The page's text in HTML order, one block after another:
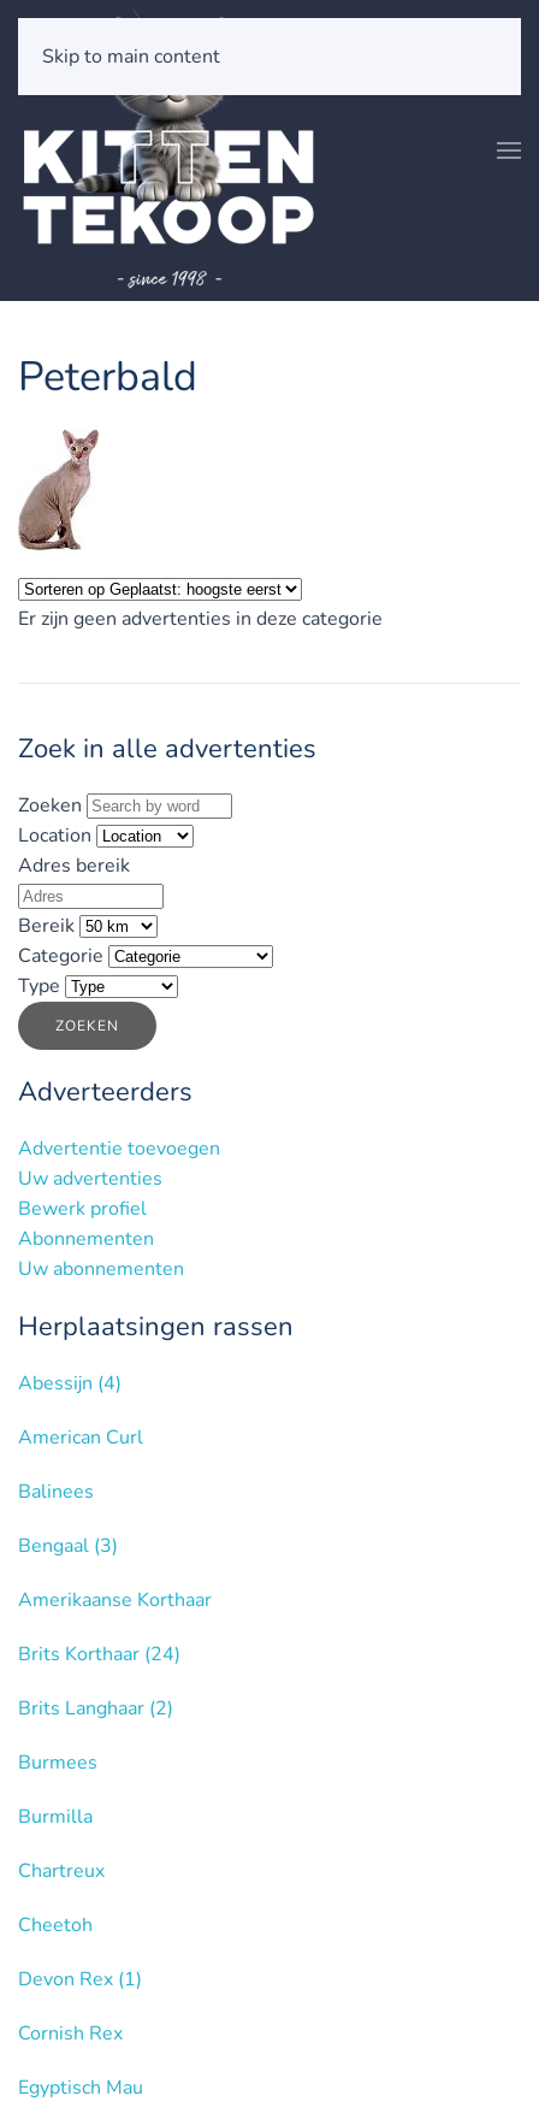
Skip to main content
Peterbald
Er zijn geen advertenties in deze categorie
Zoek in alle advertenties
Zoeken
Location
Adres bereik
Bereik
Categorie
Type
ZOEKEN
Adverteerders
Advertentie toevoegen
Uw advertenties
Bewerk profiel
Abonnementen
Uw abonnementen
Herplaatsingen rassen
Abessijn (4)
American Curl
Balinees
Bengaal (3)
Amerikaanse Korthaar
Brits Korthaar (24)
Brits Langhaar (2)
Burmees
Burmilla
Chartreux
Cheetoh
Devon Rex (1)
Cornish Rex
Egyptisch Mau